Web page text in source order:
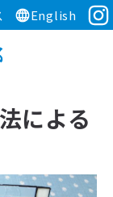
English
による